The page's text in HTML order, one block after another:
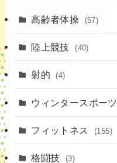
高齢者体操 (57)
陸上競技 (40)
(2)
射的 (4)
(4)
ウィンタースポーツ
(7)
フィットネス (155)
格闘技 (3)